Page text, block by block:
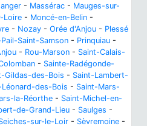
- Massérac - Mauges-sur-
Loire - Moncé-en-Belin -
- Nozay - Orée d'Anjou - Plessé
Saint-Samson - Prinquiau -
- Rou-Marson - Saint-Calais-
- Sainte-Radégonde-
Gildas-des-Bois - Saint-Lambert-
Léonard-des-Bois - Saint-Mars-
la-Réorthe - Saint-Michel-en-
de-Grand-Lieu - Saulges -
sur-le-Loir - Sèvremoine -